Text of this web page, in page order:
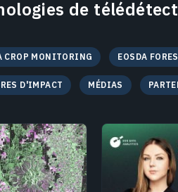
images
Suivez la
grâce à une
précision.
En savoir plus
de
CROP MONITORING EOSDA
D'IMPACT MÉDIAS